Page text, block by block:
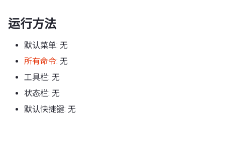
运行方法
默认菜单: 无
所有命令: 无
工具栏: 无
状态栏: 无
默认快捷键: 无